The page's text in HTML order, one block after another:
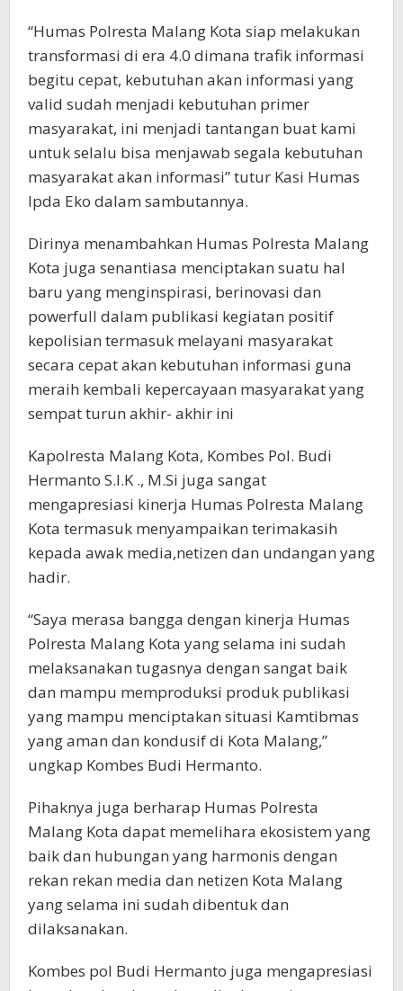
“Humas Polresta Malang Kota siap melakukan
transformasi di era 4.0 dimana trafik informasi
begitu cepat, kebutuhan akan informasi yang
valid sudah menjadi kebutuhan primer
masyarakat, ini menjadi tantangan buat kami
untuk selalu bisa menjawab segala kebutuhan
masyarakat akan informasi” tutur Kasi Humas
Ipda Eko dalam sambutannya.
Dirinya menambahkan Humas Polresta Malang
Kota juga senantiasa menciptakan suatu hal
baru yang menginspirasi, berinovasi dan
powerfull dalam publikasi kegiatan positif
kepolisian termasuk melayani masyarakat
secara cepat akan kebutuhan informasi guna
meraih kembali kepercayaan masyarakat yang
sempat turun akhir- akhir ini
Kapolresta Malang Kota, Kombes Pol. Budi
Hermanto S.I.K ., M.Si juga sangat
mengapresiasi kinerja Humas Polresta Malang
Kota termasuk menyampaikan terimakasih
kepada awak media,netizen dan undangan yang
hadir.
“Saya merasa bangga dengan kinerja Humas
Polresta Malang Kota yang selama ini sudah
melaksanakan tugasnya dengan sangat baik
dan mampu memproduksi produk publikasi
yang mampu menciptakan situasi Kamtibmas
yang aman dan kondusif di Kota Malang,”
ungkap Kombes Budi Hermanto.
Pihaknya juga berharap Humas Polresta
Malang Kota dapat memelihara ekosistem yang
baik dan hubungan yang harmonis dengan
rekan rekan media dan netizen Kota Malang
yang selama ini sudah dibentuk dan
dilaksanakan.
Kombes pol Budi Hermanto juga mengapresiasi